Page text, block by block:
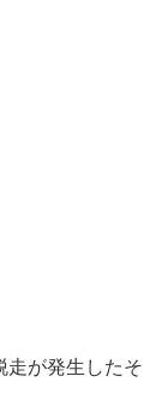
走が発生したそ